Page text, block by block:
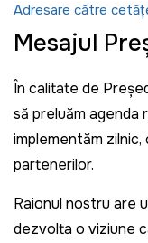
Adresare către
Mesajul
În calitate de
să preluăm agenda
implementăm zilnic,
partenerilor.
Raionul nostru are
dezvolta o viziune